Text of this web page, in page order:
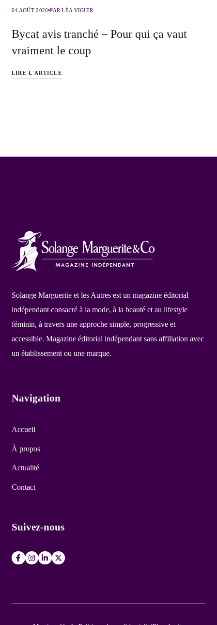
04 AOÛT 2026 PAR LÉA VIGIER
Bycat avis tranché – Pour qui ça vaut
vraiment le coup
LIRE L'ARTICLE
Solange Marguerite et les Autres est un magazine éditorial
indépendant consacré à la mode, à la beauté et au lifestyle
féminin, à travers une approche simple, progressive et
accessible. Magazine éditorial indépendant sans affiliation avec
un établissement ou une marque.
Navigation
Accueil
À propos
Actualité
Contact
Suivez-nous